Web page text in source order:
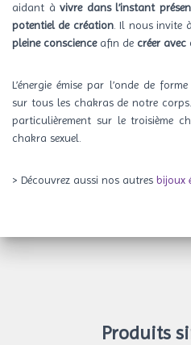
aidant àvivre dans l’instant
potentiel de création. Il nous invite à
pleine conscienceafin de créer avec
L’énergie émise par l’onde de
sur tous les chakras de notre
particulièrement sur le troisième
chakra sexuel.
> Découvrez aussi nos autres bijoux
Produits